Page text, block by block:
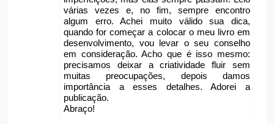
várias vezes e, no fim, sempre encontro
algum erro. Achei muito válido sua dica,
quando for começar a colocar o meu livro em
desenvolvimento, vou levar o seu conselho
em consideração. Acho que é isso mesmo:
precisamos deixar a criatividade fluir sem
muitas preocupações, depois damos
importância a esses detalhes. Adorei a
publicação.
Abraço!